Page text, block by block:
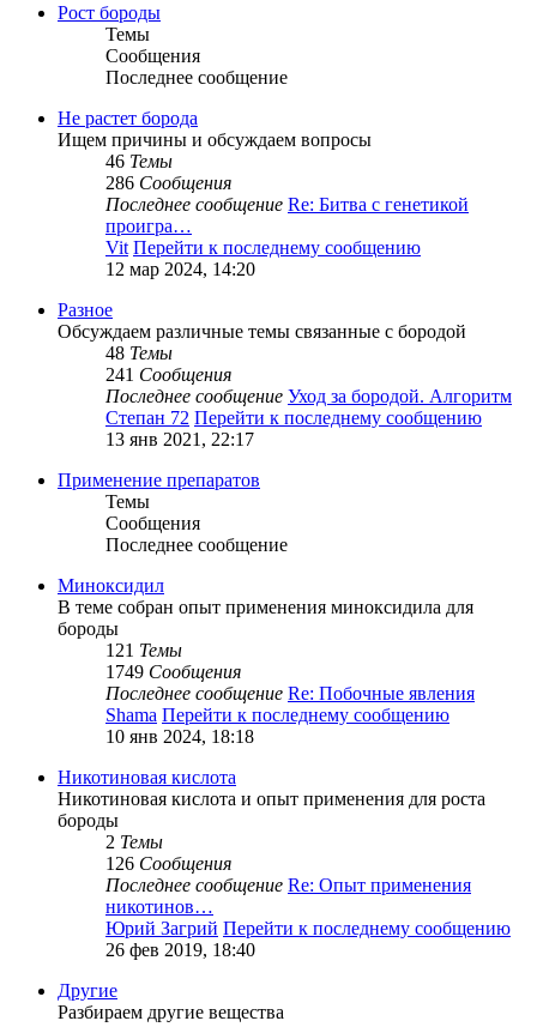
Рост бороды
Темы
Сообщения
Последнее сообщение
Не растет борода
Ищем причины и обсуждаем вопросы
46 Темы
286 Сообщения
Последнее сообщение Re: Битва с генетикой
проигра…
Vit Перейти к последнему сообщению
12 мар 2024, 14:20
Разное
Обсуждаем различные темы связанные с бородой
48 Темы
241 Сообщения
Последнее сообщение Уход за бородой. Алгоритм
Степан 72 Перейти к последнему сообщению
13 янв 2021, 22:17
Применение препаратов
Темы
Сообщения
Последнее сообщение
Миноксидил
В теме собран опыт применения миноксидила для
бороды
121 Темы
1749 Сообщения
Последнее сообщение Re: Побочные явления
Shama Перейти к последнему сообщению
10 янв 2024, 18:18
Никотиновая кислота
Никотиновая кислота и опыт применения для роста
бороды
2 Темы
126 Сообщения
Последнее сообщение Re: Опыт применения
никотинов…
Юрий Загрий Перейти к последнему сообщению
26 фев 2019, 18:40
Другие
Разбираем другие вещества